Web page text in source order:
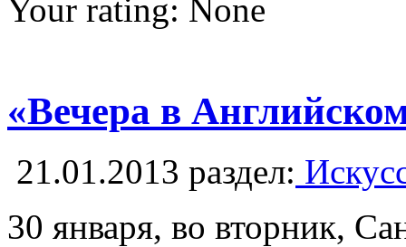
Your rating: None
«Вечера в
21.01.2013 раздел:
30 января, во вторник,